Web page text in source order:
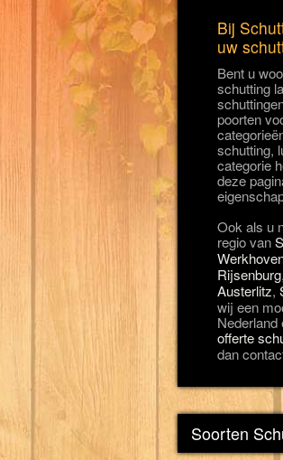
Bij
uw
Bent u
schutting
poorten
schutting,
categorie
deze
Ook als u
regio van
Rijsenburg,
Austerlitz,
wij een
offerte
dan
Soorten